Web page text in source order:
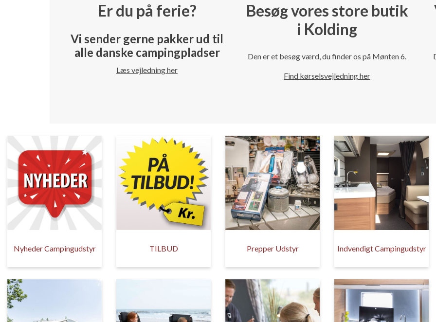
Er du på ferie?
Vi sender gerne pakker ud til
alle danske campingpladser
Læs vejledning her
Besøg vores store butik
i Kolding
Den er et besøg værd, du finder os på Mønten 6.
Find kørselsvejledning her
Nyheder Campingudstyr TILBUD Prepper Udstyr Indvendigt Campingudstyr